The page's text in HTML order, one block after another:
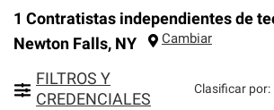
1 Contratistas independientes de
Newton Falls, NY Cambiar
FILTROS Y
CREDENCIALES
Clasificar por: